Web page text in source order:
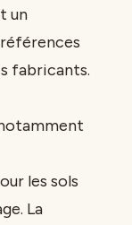
un
fabricants.
les sols
La